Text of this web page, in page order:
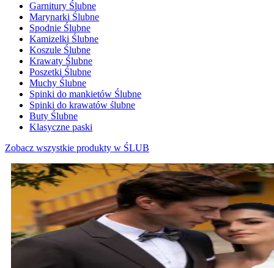
Garnitury Ślubne
Marynarki Ślubne
Spodnie Ślubne
Kamizelki Ślubne
Koszule Ślubne
Krawaty Ślubne
Poszetki Ślubne
Muchy Ślubne
Spinki do mankietów Ślubne
Spinki do krawatów ślubne
Buty Ślubne
Klasyczne paski
Zobacz wszystkie produkty w ŚLUB